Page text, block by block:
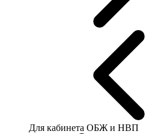
Для кабинета ОБЖ и НВП